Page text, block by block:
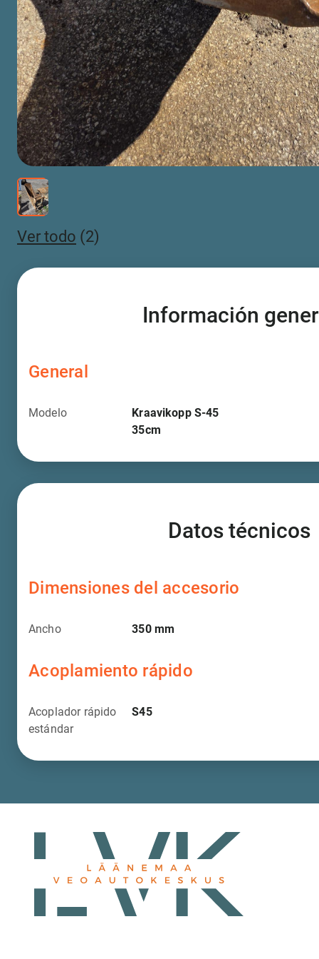
Ver todo (2)
Información
General
Modelo
Kraavikopp S-45
35cm
Datos técnicos
Dimensiones del accesorio
Ancho 350 mm
Acoplamiento rápido
Acoplador rápido
estándar
S45